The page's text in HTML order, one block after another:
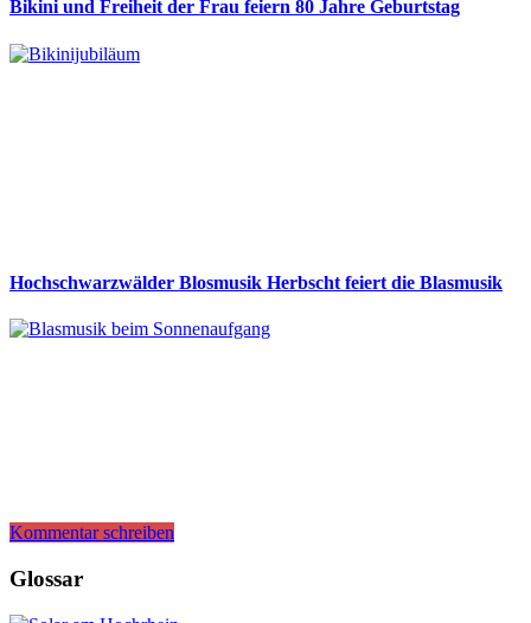
Bikini und Freiheit der Frau feiern 80 Jahre Geburtstag
Hochschwarzwälder Blosmusik Herbscht feiert die Blasmusik
Kommentar schreiben
Glossar